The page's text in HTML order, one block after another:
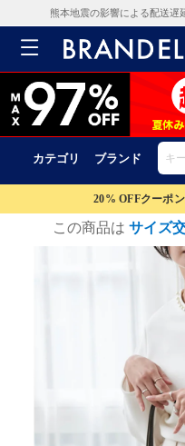
熊本地震の影響による配送遅
カテゴリ ブランド
20% OFFクーポン
この商品は サイズ